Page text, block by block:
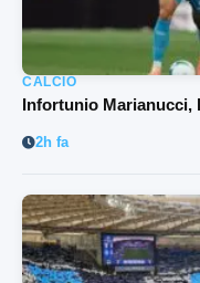
CALCIO
Infortunio Marianucci,
2h fa